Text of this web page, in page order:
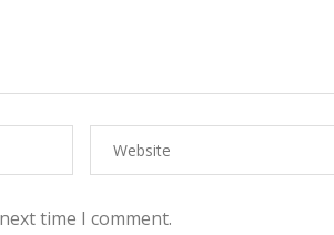
time I comment.